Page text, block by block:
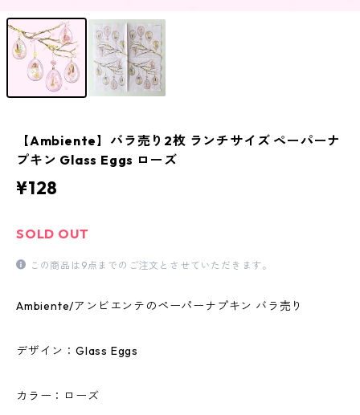
【Ambiente】バラ売り2枚 ランチサイズ ペーパーナ
プキン Glass Eggs ローズ
¥128
SOLD OUT
この商品は9点までのご注文とさせていただきます。
Ambiente/アンビエンテのペーパーナプキン バラ売り
デザイン：Glass Eggs
カラー：ローズ